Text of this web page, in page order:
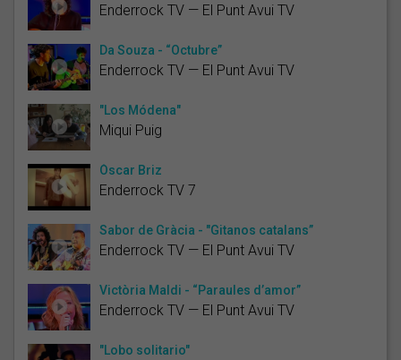
Enderrock TV — El Punt Avui TV
Da Souza - “Octubre”
Enderrock TV — El Punt Avui TV
"Los Módena"
Miqui Puig
Òscar Briz
Enderrock TV 7
Sabor de Gràcia - "Gitanos catalans”
Enderrock TV — El Punt Avui TV
Victòria Maldi - “Paraules d’amor”
Enderrock TV — El Punt Avui TV
"Lobo solitario"